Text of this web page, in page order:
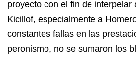
proyecto con el fin de interpelar
Kicillof, especialmente a
constantes fallas en las
peronismo, no se sumaron los